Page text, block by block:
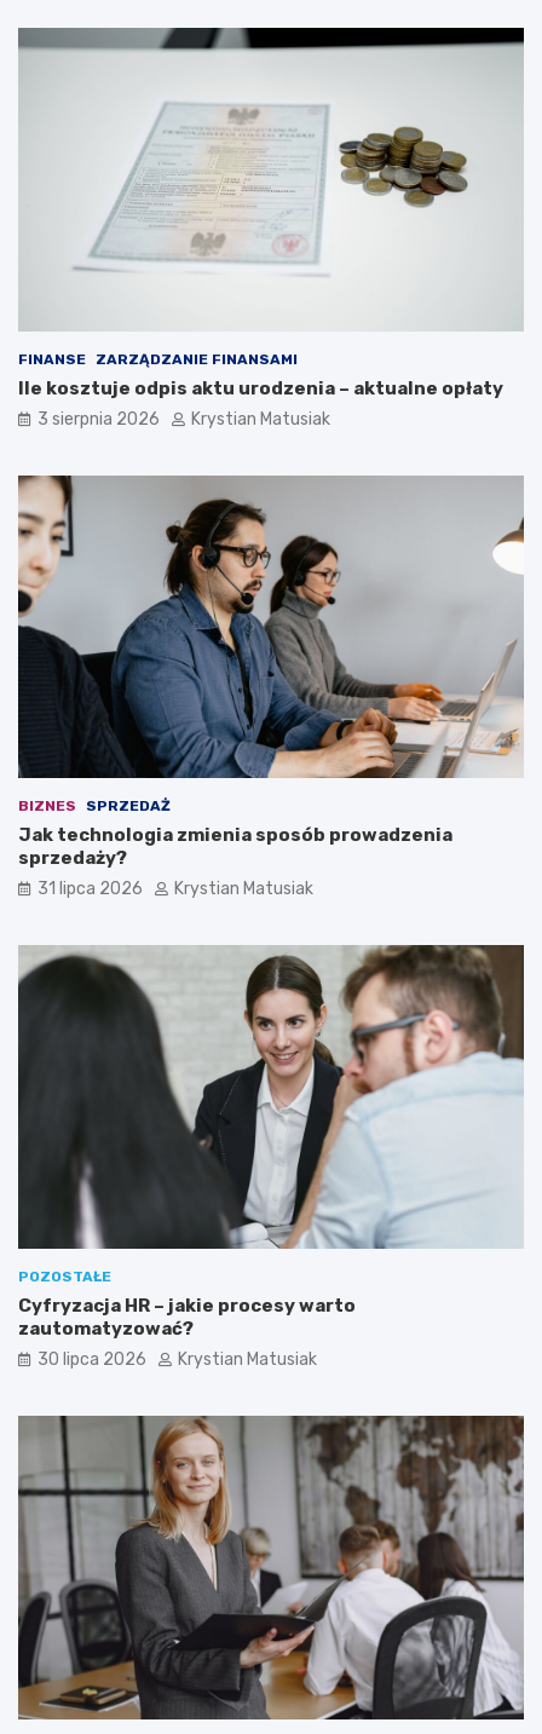
FINANSE ZARZĄDZANIE FINANSAMI
Ile kosztuje odpis aktu urodzenia – aktualne opłaty
3 sierpnia 2026 Krystian Matusiak
BIZNES SPRZEDAŻ
Jak technologia zmienia sposób prowadzenia
sprzedaży?
31 lipca 2026 Krystian Matusiak
POZOSTAŁE
Cyfryzacja HR – jakie procesy warto
zautomatyzować?
30 lipca 2026 Krystian Matusiak